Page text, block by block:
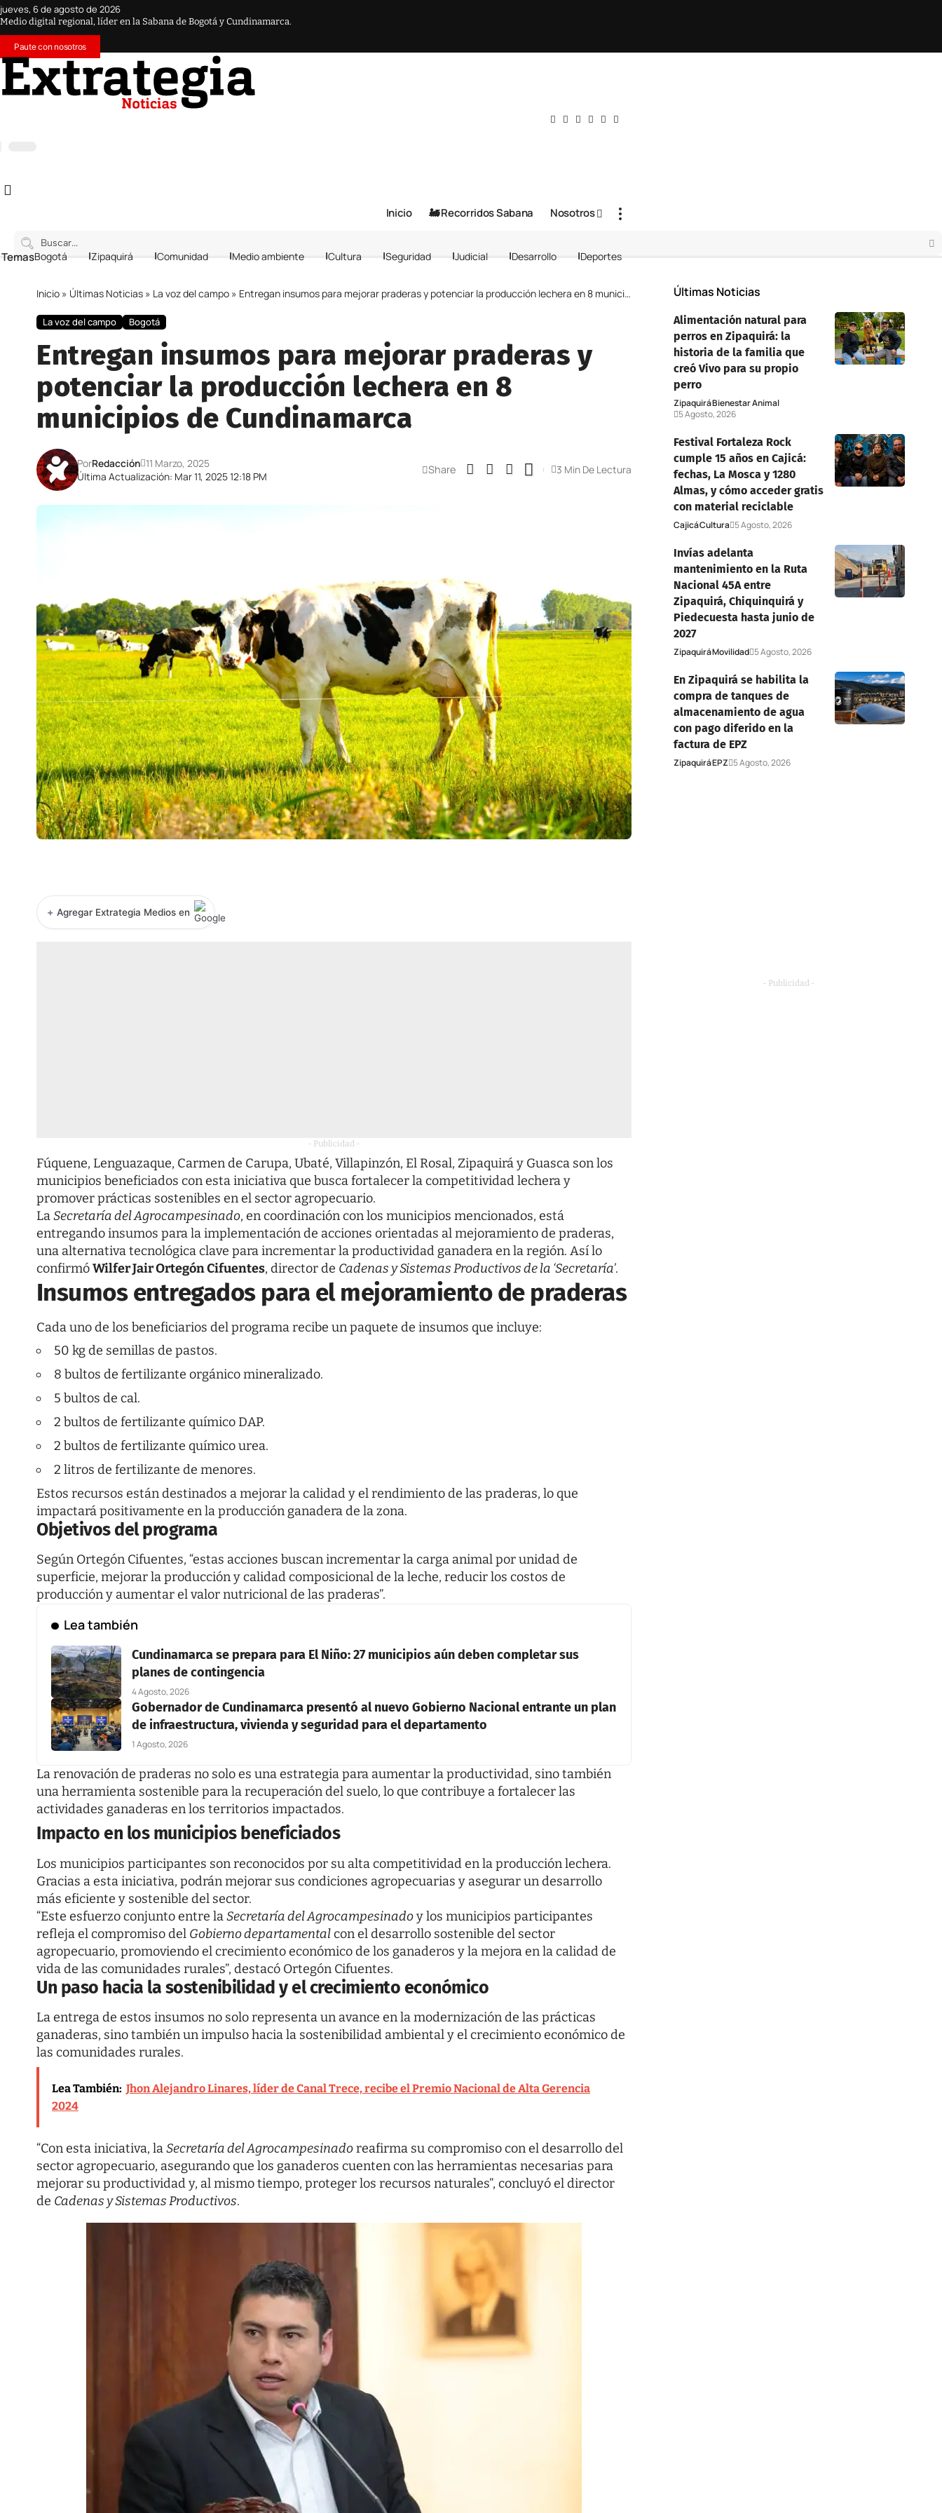
jueves, 6 de agosto de 2026
Medio digital regional, líder en la Sabana de Bogotá y Cundinamarca.
Paute con nosotros
Inicio 🚂 Recorridos Sabana Nosotros
Bogotá Zipaquirá Comunidad Medio ambiente Cultura Seguridad Judicial Desarrollo Deportes
Inicio » Últimas Noticias » La voz del campo » Entregan insumos para mejorar praderas y potenciar la producción lechera en 8 municipios de Cundinamarca
La voz del campo Bogotá
Entregan insumos para mejorar praderas y
potenciar la producción lechera en 8
municipios de Cundinamarca
Última Actualización: Mar 11, 2025 12:18 PM
PorRedacción 11 Marzo, 2025 Share 3 Min De Lectura
+ Agregar Extrategia Medios en
- Publicidad -
Fúquene, Lenguazaque, Carmen de Carupa, Ubaté, Villapinzón, El Rosal, Zipaquirá y Guasca son los
municipios beneficiados con esta iniciativa que busca fortalecer la competitividad lechera y
promover prácticas sostenibles en el sector agropecuario.
LaSecretaría del Agrocampesinado, en coordinación con los municipios mencionados, está
entregando insumos para la implementación de acciones orientadas al mejoramiento de praderas,
una alternativa tecnológica clave para incrementar la productividad ganadera en la región. Así lo
confirmóWilfer Jair Ortegón Cifuentes, director de Cadenas y Sistemas Productivos de la ‘Secretaría’.
Insumos entregados para el mejoramiento de praderas
Cada uno de los beneficiarios del programa recibe un paquete de insumos que incluye:
50 kg de semillas de pastos.
8 bultos de fertilizante orgánico mineralizado.
5 bultos de cal.
2 bultos de fertilizante químico DAP.
2 bultos de fertilizante químico urea.
2 litros de fertilizante de menores.
Estos recursos están destinados a mejorar la calidad y el rendimiento de las praderas, lo que
impactará positivamente en la producción ganadera de la zona.
Objetivos del programa
Según Ortegón Cifuentes, “estas acciones buscan incrementar la carga animal por unidad de
superficie, mejorar la producción y calidad composicional de la leche, reducir los costos de
producción y aumentar el valor nutricional de las praderas”.
Lea también
Cundinamarca se prepara para El Niño: 27 municipios aún deben completar sus
planes de contingencia
4 Agosto, 2026
Gobernador de Cundinamarca presentó al nuevo Gobierno Nacional entrante un plan
de infraestructura, vivienda y seguridad para el departamento
1 Agosto, 2026
La renovación de praderas no solo es una estrategia para aumentar la productividad, sino también
una herramienta sostenible para la recuperación del suelo, lo que contribuye a fortalecer las
actividades ganaderas en los territorios impactados.
Impacto en los municipios beneficiados
Los municipios participantes son reconocidos por su alta competitividad en la producción lechera.
Gracias a esta iniciativa, podrán mejorar sus condiciones agropecuarias y asegurar un desarrollo
más eficiente y sostenible del sector.
“Este esfuerzo conjunto entre laSecretaría del Agrocampesinadoy los municipios participantes
refleja el compromiso del Gobierno departamentalcon el desarrollo sostenible del sector
agropecuario, promoviendo el crecimiento económico de los ganaderos y la mejora en la calidad de
vida de las comunidades rurales”, destacó Ortegón Cifuentes.
Un paso hacia la sostenibilidad y el crecimiento económico
La entrega de estos insumos no solo representa un avance en la modernización de las prácticas
ganaderas, sino también un impulso hacia la sostenibilidad ambiental y el crecimiento económico de
las comunidades rurales.
Lea También: Jhon Alejandro Linares, líder de Canal Trece, recibe el Premio Nacional de Alta Gerencia
2024
“Con esta iniciativa, laSecretaría del Agrocampesinadoreafirma su compromiso con el desarrollo del
sector agropecuario, asegurando que los ganaderos cuenten con las herramientas necesarias para
mejorar su productividad y, al mismo tiempo, proteger los recursos naturales”, concluyó el director
de Cadenas y Sistemas Productivos.
Últimas Noticias
Alimentación natural para
perros en Zipaquirá: la
historia de la familia que
creó Vivo para su propio
perro
ZipaquiráBienestar Animal
5 Agosto, 2026
Festival Fortaleza Rock
cumple 15 años en Cajicá:
fechas, La Mosca y 1280
Almas, y cómo acceder gratis
con material reciclable
CajicáCultura 5 Agosto, 2026
Invías adelanta
mantenimiento en la Ruta
Nacional 45A entre
Zipaquirá, Chiquinquirá y
Piedecuesta hasta junio de
2027
ZipaquiráMovilidad 5 Agosto, 2026
En Zipaquirá se habilita la
compra de tanques de
almacenamiento de agua
con pago diferido en la
factura de EPZ
ZipaquiráEPZ 5 Agosto, 2026
- Publicidad -